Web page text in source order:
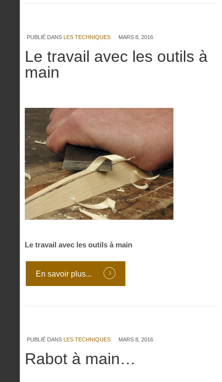
PUBLIÉ DANS LES TECHNIQUES MARS 8, 2016
Le travail avec les outils à
main
Le travail avec les outils à main
En savoir plus...
PUBLIÉ DANS LES TECHNIQUES MARS 8, 2016
Rabot à main…